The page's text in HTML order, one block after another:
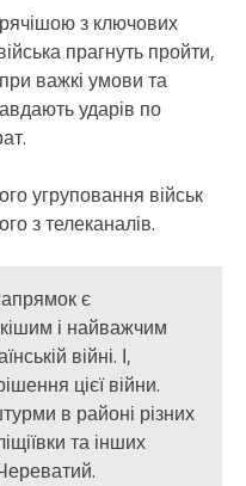
з ключових
прагнуть пройти,
важкі умови та
ударів по
угруповання військ
з телеканалів.
є
і найважчим
війні. І,
цієї війни.
в районі різних
та інших